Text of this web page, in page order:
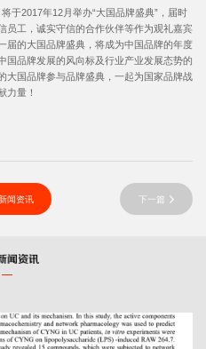
于2017年12月举办“大国品牌盛典”，届时
员工，诚实守信的合作伙伴等作为观礼嘉宾
届的大国品牌盛典，将成为中国品牌的年度
国品牌发展的风向标及行业产业发展态势的
大国品牌参与品牌盛典，一起为国家品牌战
力量！
闻资讯 下一篇